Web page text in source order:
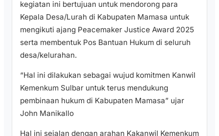
kegiatan ini bertujuan untuk mendorong para
Kepala Desa/Lurah di Kabupaten Mamasa untuk
mengikuti ajang Peacemaker Justice Award 2025
serta membentuk Pos Bantuan Hukum di seluruh
desa/kelurahan.
“Hal ini dilakukan sebagai wujud komitmen Kanwil
Kemenkum Sulbar untuk terus mendukung
pembinaan hukum di Kabupaten Mamasa” ujar
John Manikallo
Hal ini sejalan dengan arahan Kakanwil Kemenkum